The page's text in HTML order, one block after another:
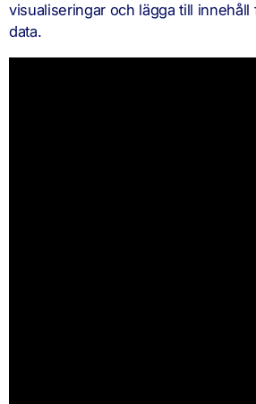
visualiseringar och lägga till
data.